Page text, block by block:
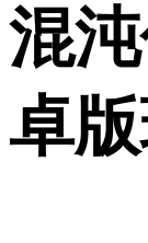
混
卓